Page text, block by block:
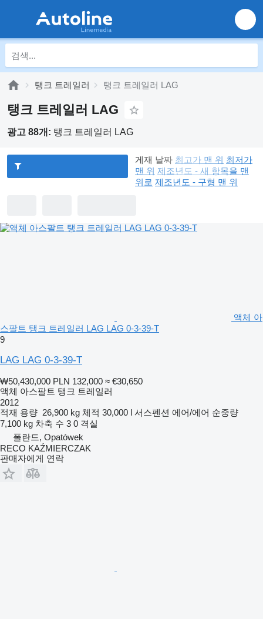
탱크 트레일러 탱크 트레일러 LAG
탱크 트레일러 LAG
광고 88개: 탱크 트레일러 LAG
게재 날짜 최고가 맨 위 최저가
맨 위 제조년도 - 새 항목을 맨
위로 제조년도 - 구형 맨 위
액체 아
스팔트 탱크 트레일러 LAG LAG 0-3-39-T
9
LAG LAG 0-3-39-T
₩50,430,000 PLN 132,000 ≈ €30,650
액체 아스팔트 탱크 트레일러
2012
적재 용량 26,900 kg 체적 30,000 l 서스펜션 에어/에어 순중량
7,100 kg 차축 수 3 0 격실
폴란드, Opatówek
RECO KAŹMIERCZAK
판매자에게 연락